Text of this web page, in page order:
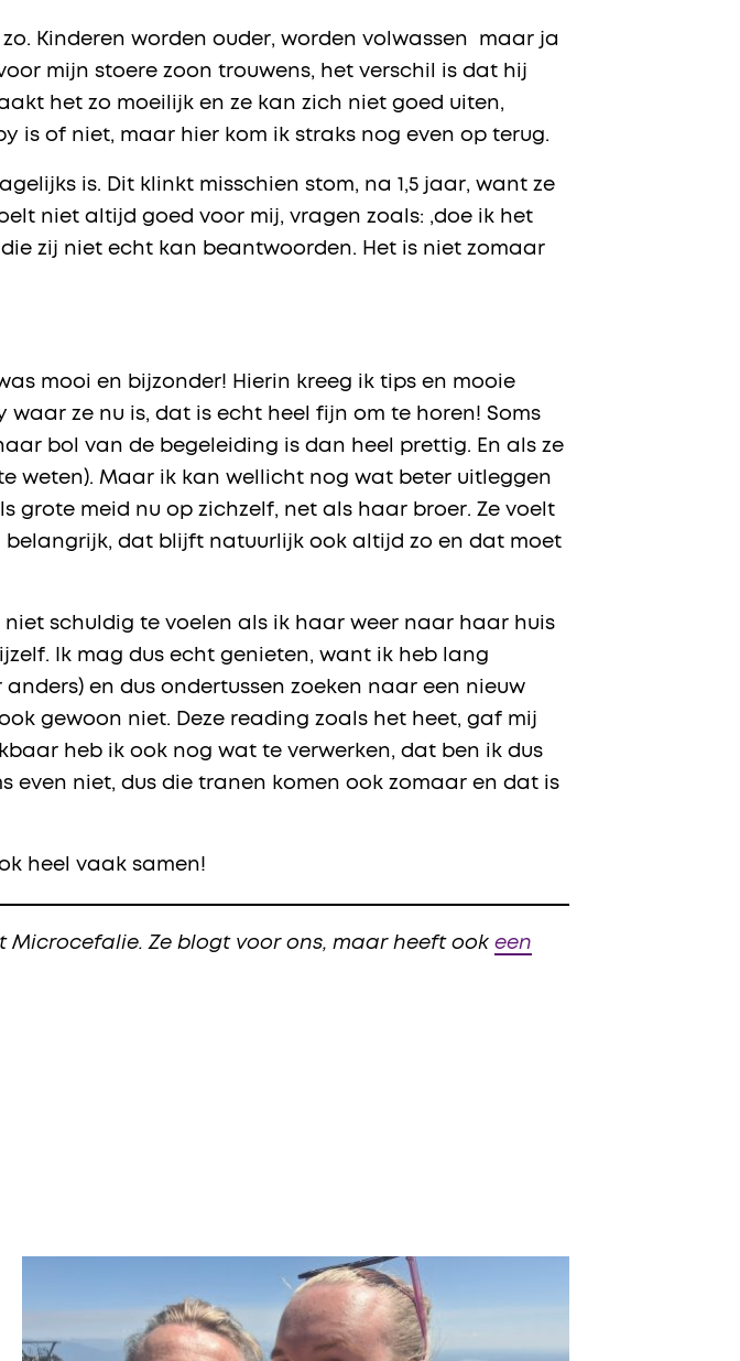
Kinderen worden ouder, worden volwassen maar ja
mijn stoere zoon trouwens, het verschil is dat hij
het zo moeilijk en ze kan zich niet goed uiten,
is of niet, maar hier kom ik straks nog even op terug.
is. Dit klinkt misschien stom, na 1,5 jaar, want ze
niet altijd goed voor mij, vragen zoals: ,doe ik het
die zij niet echt kan beantwoorden. Het is niet zomaar
mooi en bijzonder! Hierin kreeg ik tips en mooie
ze nu is, dat is echt heel fijn om te horen! Soms
bol van de begeleiding is dan heel prettig. En als ze
weten). Maar ik kan wellicht nog wat beter uitleggen
grote meid nu op zichzelf, net als haar broer. Ze voelt
dat blijft natuurlijk ook altijd zo en dat moet
schuldig te voelen als ik haar weer naar haar huis
Ik mag dus echt genieten, want ik heb lang
en dus ondertussen zoeken naar een nieuw
gewoon niet. Deze reading zoals het heet, gaf mij
heb ik ook nog wat te verwerken, dat ben ik dus
even niet, dus die tranen komen ook zomaar en dat is
heel vaak samen!
Ze blogt voor ons, maar heeft ookeen